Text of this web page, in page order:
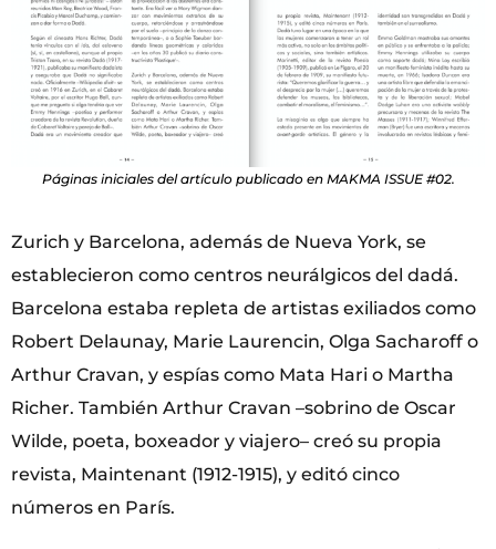
Páginas iniciales del artículo publicado en MAKMA ISSUE #02.
Zurich y Barcelona, además de Nueva York, se
establecieron como centros neurálgicos del dadá.
Barcelona estaba repleta de artistas exiliados como
Robert Delaunay, Marie Laurencin, Olga Sacharoff o
Arthur Cravan, y espías como Mata Hari o Martha
Richer. También Arthur Cravan –sobrino de Oscar
Wilde, poeta, boxeador y viajero– creó su propia
revista, Maintenant (1912-1915), y editó cinco
números en París.